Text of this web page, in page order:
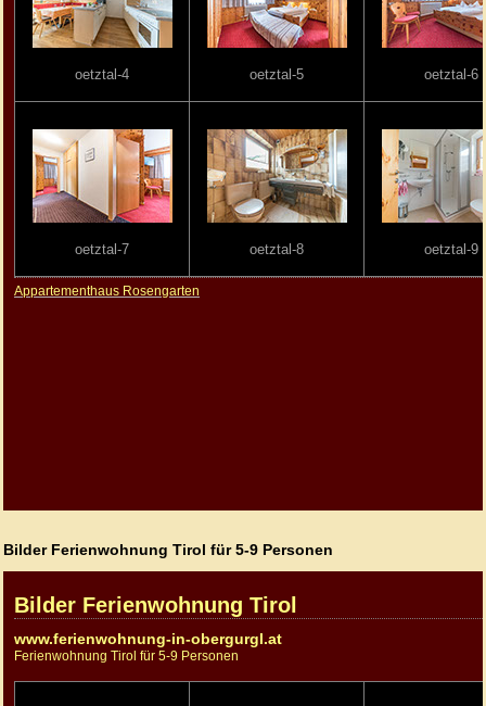
Bilder Ferienwohnung Tirol für 5-9 Personen